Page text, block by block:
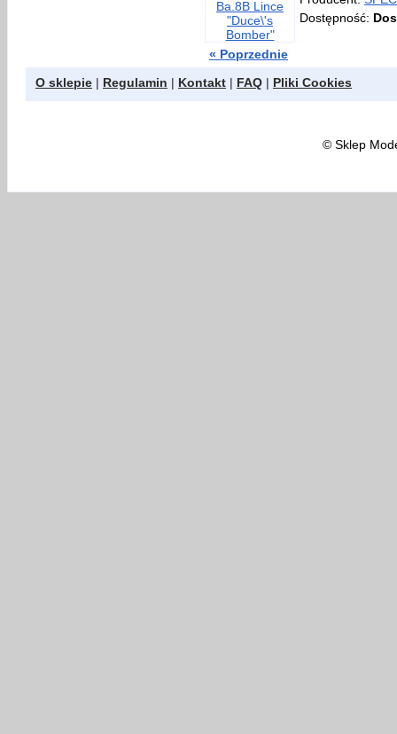
Dostępność:
« Poprzednie
O sklepie | Regulamin | Kontakt | FAQ | Pliki Cookies
©Sklep